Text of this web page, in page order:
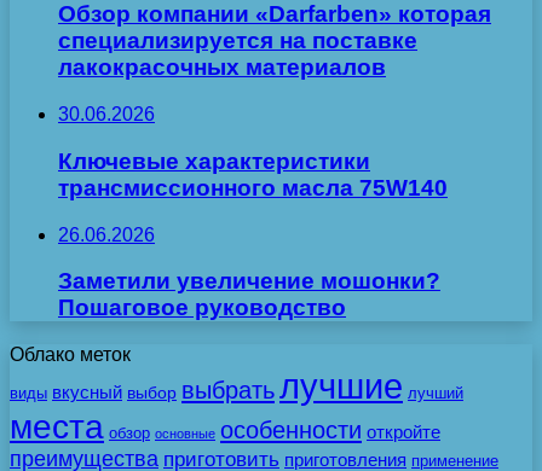
Обзор компании «Darfarben» которая
специализируется на поставке
лакокрасочных материалов
30.06.2026
Ключевые характеристики
трансмиссионного масла 75W140
26.06.2026
Заметили увеличение мошонки?
Пошаговое руководство
Облако меток
виды вкусный выбор выбратьлучшие лучший
места обзор основные особенности откройте
преимущества приготовить приготовления применение